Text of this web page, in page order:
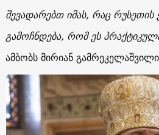
შევადარებთ იმას, რაც რუსეთის
გამოჩნდება, რომ ეს
ამბობს მირიან